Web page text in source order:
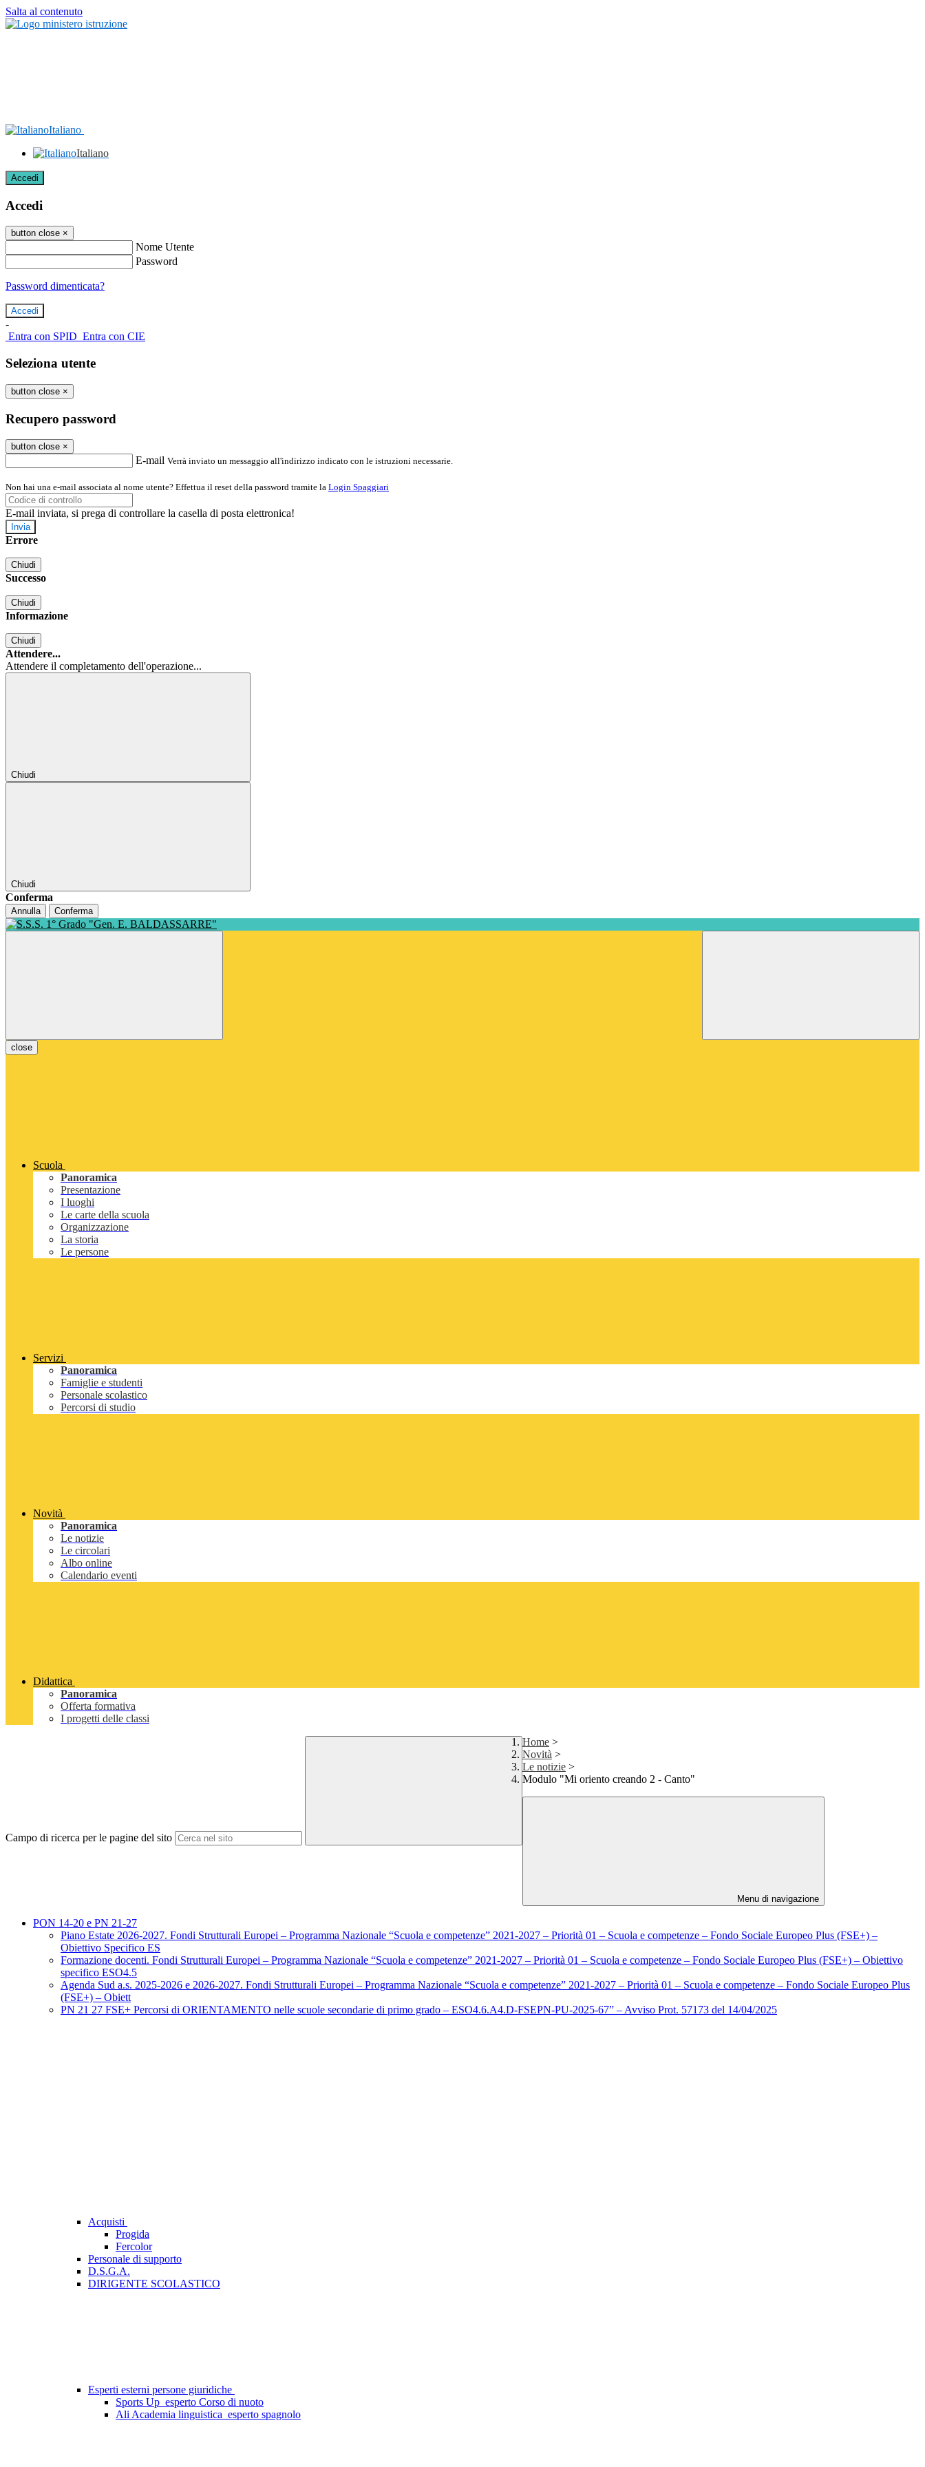
Salta al contenuto
Italiano
Italiano
Accedi
Accedi
button close ×
Nome Utente
Password
Password dimenticata?
-
Entra con SPID Entra con CIE
Seleziona utente
button close ×
Recupero password
button close ×
E-mail Verrà inviato un messaggio all'indirizzo indicato con le istruzioni necessarie.
Non hai una e-mail associata al nome utente? Effettua il reset della password tramite la Login Spaggiari
E-mail inviata, si prega di controllare la casella di posta elettronica!
Errore
Chiudi
Successo
Chiudi
Informazione
Chiudi
Attendere...
Attendere il completamento dell'operazione...
Chiudi
Chiudi
Conferma
Annulla Conferma
close
Scuola
Panoramica
Presentazione
I luoghi
Le carte della scuola
Organizzazione
La storia
Le persone
Servizi
Panoramica
Famiglie e studenti
Personale scolastico
Percorsi di studio
Novità
Panoramica
Le notizie
Le circolari
Albo online
Calendario eventi
Didattica
Panoramica
Offerta formativa
I progetti delle classi
Campo di ricerca per le pagine del sito
Home >
Novità >
Le notizie >
Modulo "Mi oriento creando 2 - Canto"
Menu di navigazione
PON 14-20 e PN 21-27
Piano Estate 2026-2027. Fondi Strutturali Europei – Programma Nazionale “Scuola e competenze” 2021-2027 – Priorità 01 – Scuola e competenze – Fondo Sociale Europeo Plus (FSE+) –
Obiettivo Specifico ES
Formazione docenti. Fondi Strutturali Europei – Programma Nazionale “Scuola e competenze” 2021-2027 – Priorità 01 – Scuola e competenze – Fondo Sociale Europeo Plus (FSE+) – Obiettivo
specifico ESO4.5
Agenda Sud a.s. 2025-2026 e 2026-2027. Fondi Strutturali Europei – Programma Nazionale “Scuola e competenze” 2021-2027 – Priorità 01 – Scuola e competenze – Fondo Sociale Europeo Plus
(FSE+) – Obiett
PN 21 27 FSE+ Percorsi di ORIENTAMENTO nelle scuole secondarie di primo grado – ESO4.6.A4.D-FSEPN-PU-2025-67” – Avviso Prot. 57173 del 14/04/2025
Acquisti
Progida
Fercolor
Personale di supporto
D.S.G.A.
DIRIGENTE SCOLASTICO
Esperti esterni persone giuridiche
Sports Up_esperto Corso di nuoto
Ali Academia linguistica_esperto spagnolo